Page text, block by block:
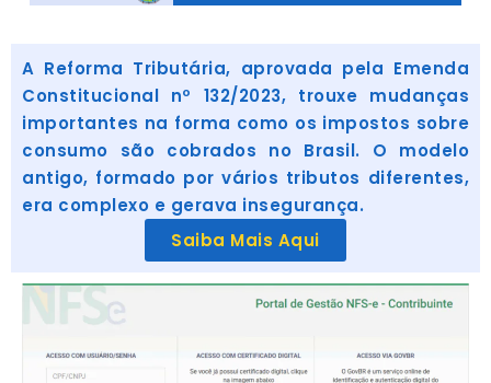
A Reforma Tributária, aprovada pela Emenda
Constitucional nº 132/2023, trouxe mudanças
importantes na forma como os impostos sobre
consumo são cobrados no Brasil. O modelo
antigo, formado por vários tributos diferentes,
era complexo e gerava insegurança.
Saiba Mais Aqui